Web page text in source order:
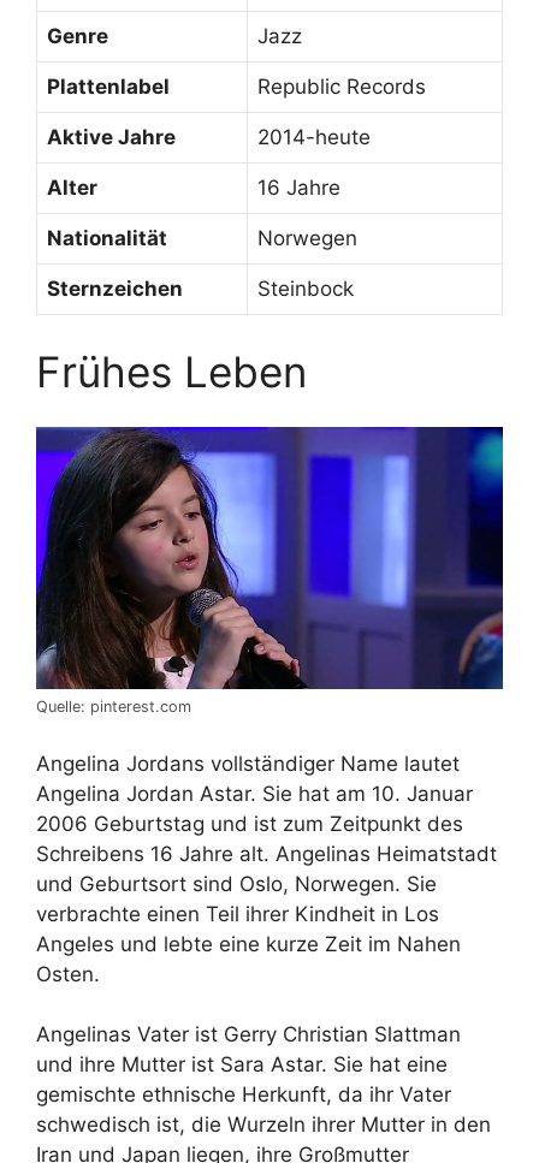
Genre Jazz
Plattenlabel Republic Records
Aktive Jahre 2014-heute
Alter 16 Jahre
Nationalität Norwegen
Sternzeichen Steinbock
Frühes Leben
Quelle: pinterest.com
Angelina Jordans vollständiger Name lautet
Angelina Jordan Astar. Sie hat am 10. Januar
2006 Geburtstag und ist zum Zeitpunkt des
Schreibens 16 Jahre alt. Angelinas Heimatstadt
und Geburtsort sind Oslo, Norwegen. Sie
verbrachte einen Teil ihrer Kindheit in Los
Angeles und lebte eine kurze Zeit im Nahen
Osten.
Angelinas Vater ist Gerry Christian Slattman
und ihre Mutter ist Sara Astar. Sie hat eine
gemischte ethnische Herkunft, da ihr Vater
schwedisch ist, die Wurzeln ihrer Mutter in den
Iran und Japan liegen, ihre Großmutter